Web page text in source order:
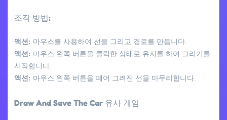
조작 방법:
액션: 마우스를 사용하여 선을 그리고 경로를 만듭니다.
액션: 마우스 왼쪽 버튼을 클릭한 상태로 유지를 하여 그리기를
시작합니다.
액션: 마우스 왼쪽 버튼을 떼어 그려진 선을 마무리합니다.
Draw And Save The Car 유사 게임